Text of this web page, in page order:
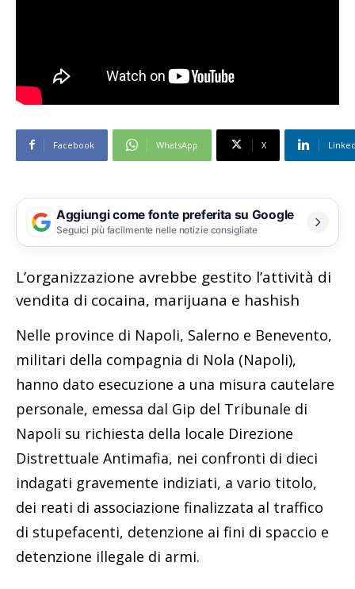
Facebook WhatsApp X
Aggiungi come fonte preferita su Google
Seguici più facilmente nelle notizie consigliate
L’organizzazione avrebbe gestito l’attività di
vendita di cocaina, marijuana e hashish
Nelle province di Napoli, Salerno e Benevento,
militari della compagnia di Nola (Napoli),
hanno dato esecuzione a una misura cautelare
personale, emessa dal Gip del Tribunale di
Napoli su richiesta della locale Direzione
Distrettuale Antimafia, nei confronti di dieci
indagati gravemente indiziati, a vario titolo,
dei reati di associazione finalizzata al traffico
di stupefacenti, detenzione ai fini di spaccio e
detenzione illegale di armi.